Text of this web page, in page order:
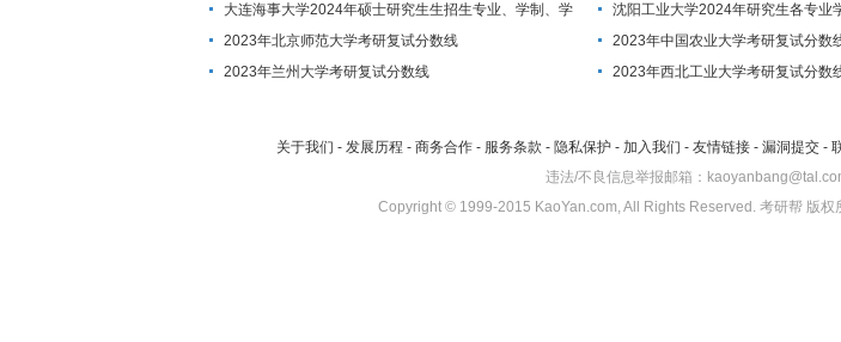
大连海事大学2024年硕士研究生生招生专业、学制、学
费标准及拟招生人数
沈阳工业大学2024年研究生各专业
2023年北京师范大学考研复试分数线
2023年中国农业大学考研复试分数
2023年兰州大学考研复试分数线
2023年西北工业大学考研复试分数
关于我们 - 发展历程 - 商务合作 - 服务条款 - 隐私保护 - 加入我们 - 友情链接 - 漏洞提交 -
违法/不良信息举报邮箱：
Copyright © 1999-2015 KaoYan.com, All Rights Reserved. 考研帮 版权